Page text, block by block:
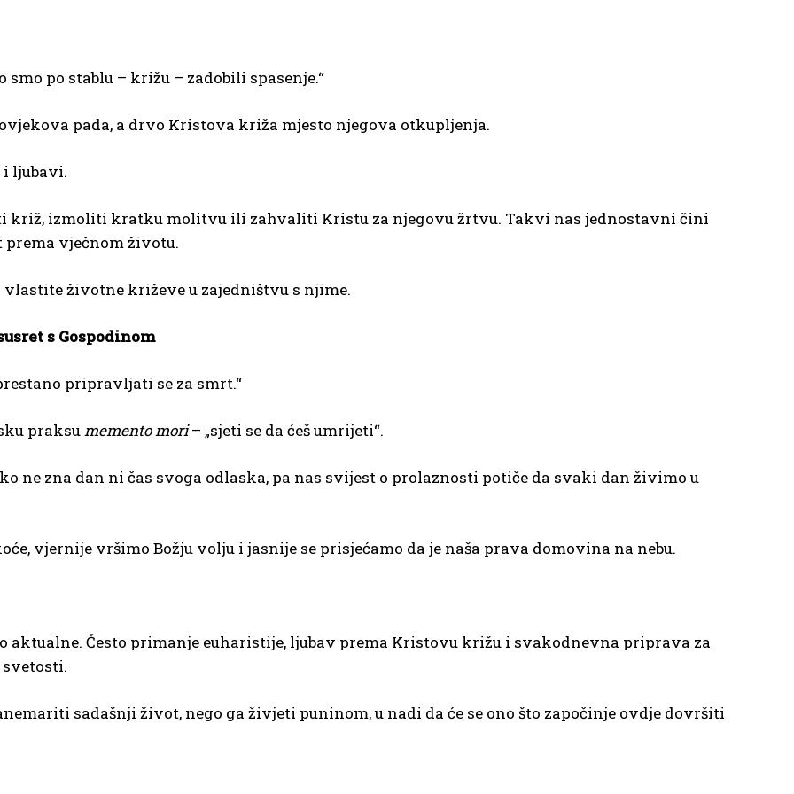
po stablu – križu – zadobili spasenje.“
pada, a drvo Kristova križa mjesto njegova otkupljenja.
i ljubavi.
križ, izmoliti kratku molitvu ili zahvaliti Kristu za njegovu žrtvu. Takvi nas jednostavni čini
prema vječnom životu.
životne križeve u zajedništvu s njime.
s Gospodinom
pripravljati se za smrt.“
praksumemento mori– „sjeti se da ćeš umrijeti“.
ne zna dan ni čas svoga odlaska, pa nas svijest o prolaznosti potiče da svaki dan živimo u
vjernije vršimo Božju volju i jasnije se prisjećamo da je naša prava domovina na nebu.
aktualne. Često primanje euharistije, ljubav prema Kristovu križu i svakodnevna priprava za
sadašnji život, nego ga živjeti puninom, u nadi da će se ono što započinje ovdje dovršiti